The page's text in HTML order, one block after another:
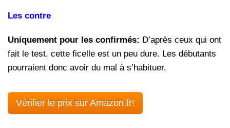
Les contre
Uniquement pour les confirmés: D’après ceux qui ont
fait le test, cette ficelle est un peu dure. Les débutants
pourraient donc avoir du mal à s’habituer.
Vérifier le prix sur Amazon.fr!